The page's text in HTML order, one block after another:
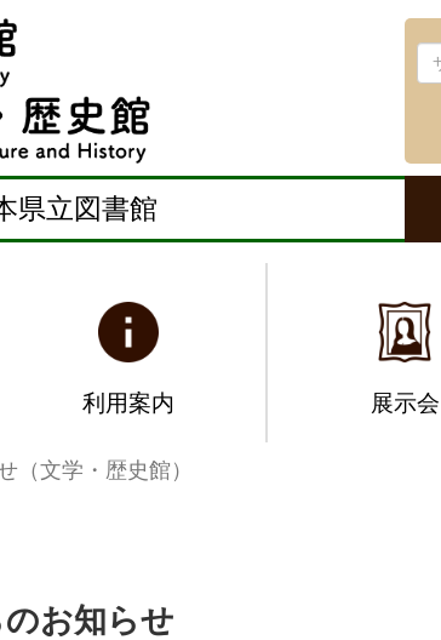
県立図書館
利用案内 展示会
（文学・歴史館）
お知らせ